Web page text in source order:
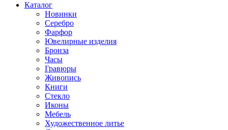
Каталог
Новинки
Серебро
Фарфор
Ювелирные изделия
Бронза
Часы
Гравюры
Живопись
Книги
Стекло
Иконы
Мебель
Художественное литье